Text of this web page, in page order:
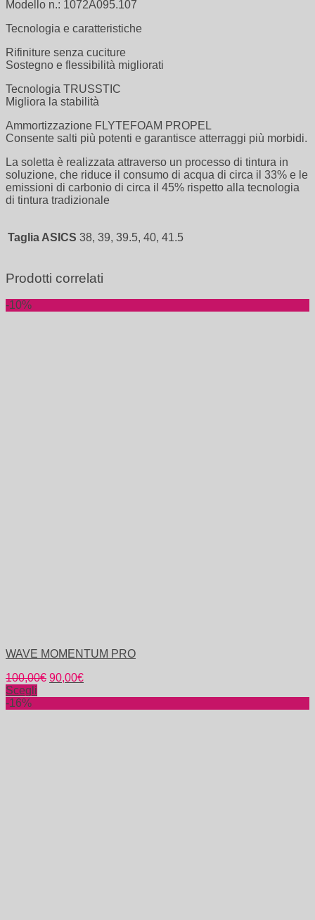
Modello n.: 1072A095.107
Tecnologia e caratteristiche
Rifiniture senza cuciture
Sostegno e flessibilità migliorati
Tecnologia TRUSSTIC
Migliora la stabilità
Ammortizzazione FLYTEFOAM PROPEL
Consente salti più potenti e garantisce atterraggi più morbidi.
La soletta è realizzata attraverso un processo di tintura in
soluzione, che riduce il consumo di acqua di circa il 33% e le
emissioni di carbonio di circa il 45% rispetto alla tecnologia
di tintura tradizionale
Taglia ASICS 38, 39, 39.5, 40, 41.5
Prodotti correlati
-10%
WAVE MOMENTUM PRO
100,00€ 90,00€
Scegli
-16%